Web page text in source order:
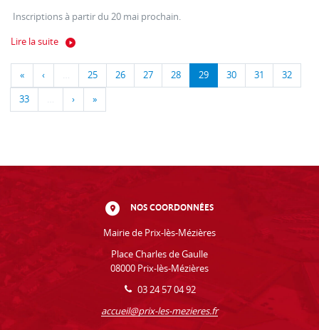
Inscriptions à partir du 20 mai prochain.
Lire la suite
« ‹ … 25 26 27 28 29 30 31 32
33 … › »
NOS COORDONNÉES
Mairie de Prix-lès-Mézières
Place Charles de Gaulle
08000 Prix-lès-Mézières
03 24 57 04 92
accueil@prix-les-mezieres.fr